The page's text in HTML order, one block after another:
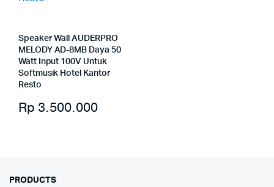
Speaker Wall AUDERPRO
MELODY AD-8MB Daya 50
Watt Input 100V Untuk
Softmusik Hotel Kantor
Resto
Rp 3.500.000
PRODUCTS